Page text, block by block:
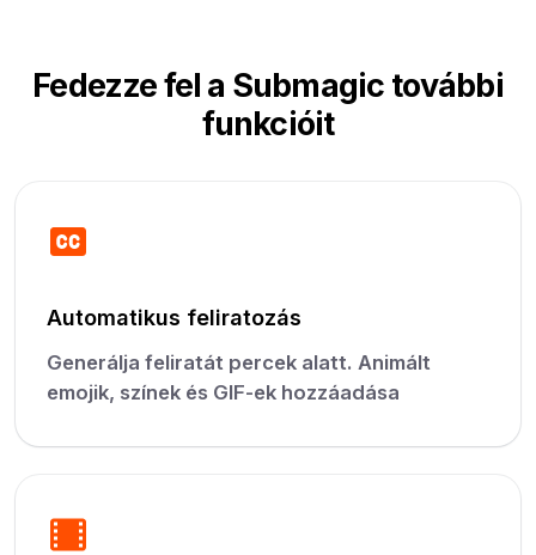
Fedezze fel a Submagic további
funkcióit
Automatikus feliratozás
Generálja feliratát percek alatt. Animált
emojik, színek és GIF-ek hozzáadása